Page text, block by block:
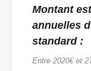
Montant
annuelles
standard :
Entre 2020€ et